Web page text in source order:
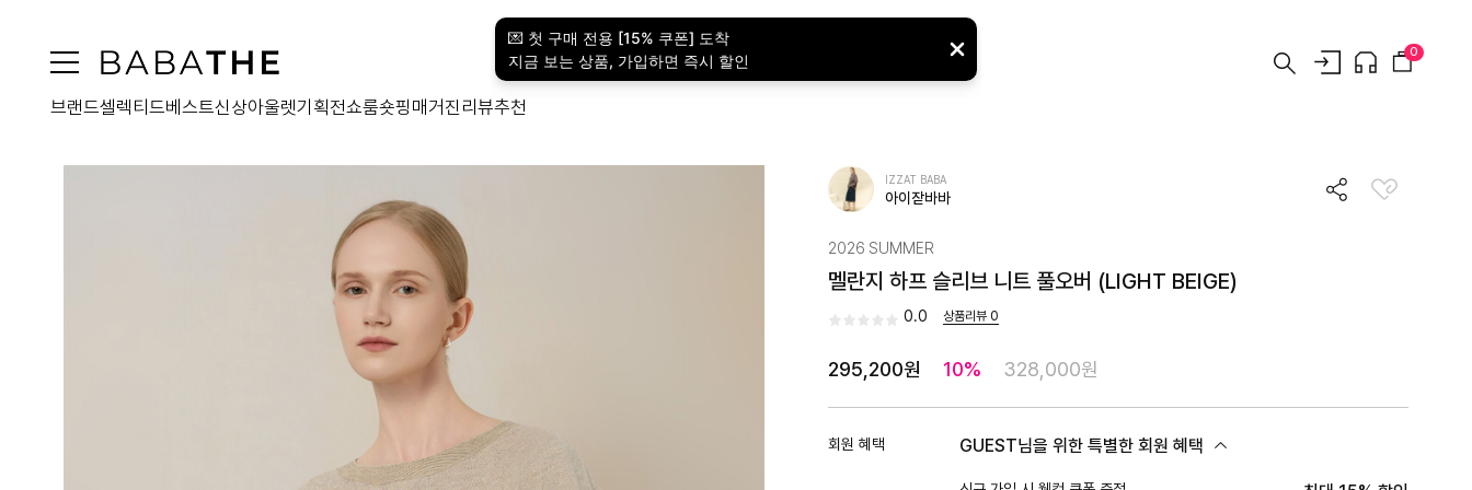
0
브랜드셀렉티드베스트신상아울렛기획전쇼룸숏핑 매거진 리뷰추천
IZZAT BABA
아이잗바바
2026 SUMMER
멜란지 하프 슬리브 니트 풀오버 (LIGHT BEIGE)
0.0 상품리뷰 0
295,200원 10% 328,000원
회원 혜택 GUEST님을 위한 특별한 회원 혜택